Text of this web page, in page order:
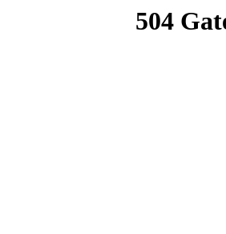
504